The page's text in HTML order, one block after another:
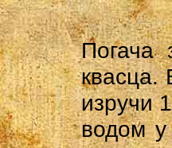
Погача
квасца.
изручи
водом у